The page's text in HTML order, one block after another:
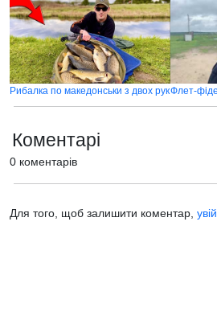
Рибалка по македонськи з двох рукФлет-
Коментарі
0 коментарів
Для того, щоб залишити коментар,